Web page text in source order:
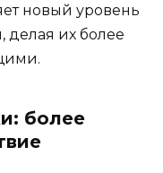
новый уровень
делая их более
более